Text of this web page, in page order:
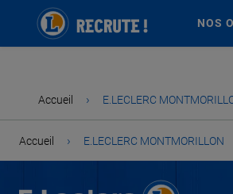
NOS
Accueil › E.LECLERC
Accueil › E.LECLERC MONTMORILLON